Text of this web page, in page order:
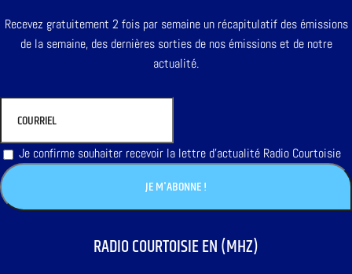
Recevez gratuitement 2 fois par semaine un récapitulatif des émissions
de la semaine, des dernières sorties de nos émissions et de notre
actualité.
Je confirme souhaiter recevoir la lettre d'actualité Radio Courtoisie
RADIO COURTOISIE EN (MHZ)